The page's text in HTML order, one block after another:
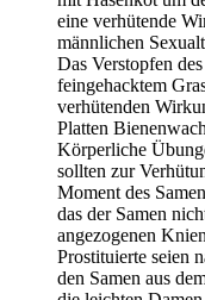
eine verhütende
männlichen
Das Verstopfen
feingehacktem
verhütenden
Platten
Körperliche
sollten zur
Moment des
das der Samen
angezogenen
Prostituierte seien
den Samen aus